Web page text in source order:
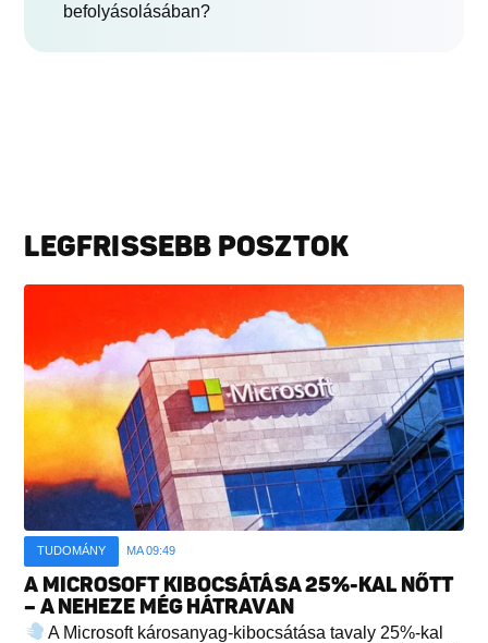
befolyásolásában?
LEGFRISSEBB POSZTOK
TUDOMÁNY MA 09:49
A MICROSOFT KIBOCSÁTÁSA 25%-KAL NŐTT
– A NEHEZE MÉG HÁTRAVAN
A Microsoft károsanyag-kibocsátása tavaly 25%-kal